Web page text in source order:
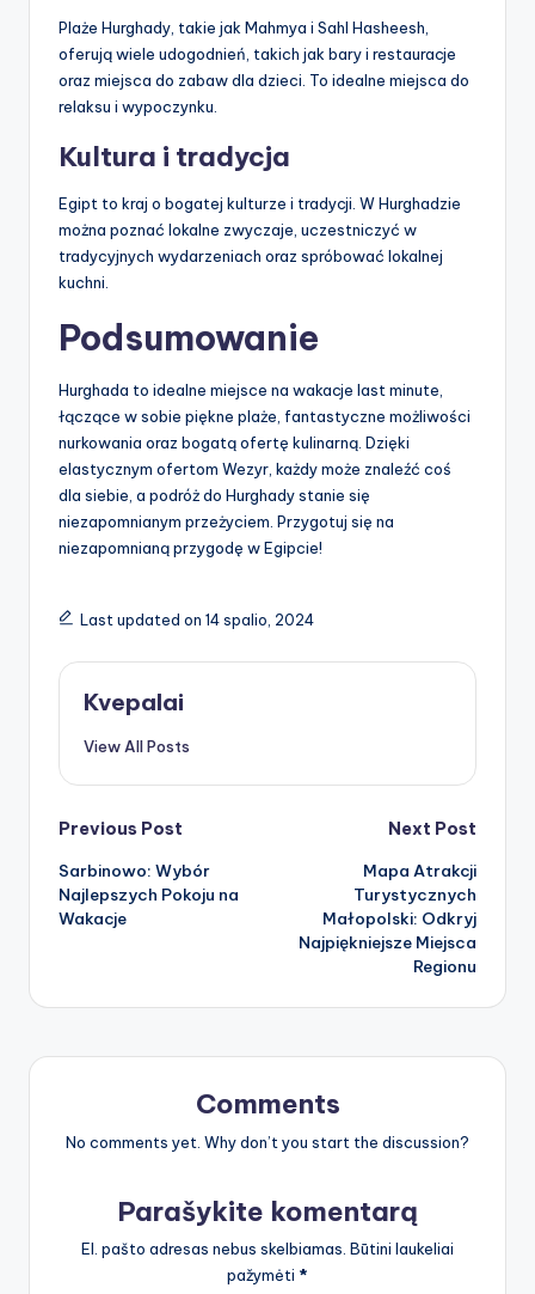
Plaże Hurghady, takie jak Mahmya i Sahl Hasheesh,
oferują wiele udogodnień, takich jak bary i restauracje
oraz miejsca do zabaw dla dzieci. To idealne miejsca do
relaksu i wypoczynku.
Kultura i tradycja
Egipt to kraj o bogatej kulturze i tradycji. W Hurghadzie
można poznać lokalne zwyczaje, uczestniczyć w
tradycyjnych wydarzeniach oraz spróbować lokalnej
kuchni.
Podsumowanie
Hurghada to idealne miejsce na wakacje last minute,
łączące w sobie piękne plaże, fantastyczne możliwości
nurkowania oraz bogatą ofertę kulinarną. Dzięki
elastycznym ofertom Wezyr, każdy może znaleźć coś
dla siebie, a podróż do Hurghady stanie się
niezapomnianym przeżyciem. Przygotuj się na
niezapomnianą przygodę w Egipcie!
Last updated on 14 spalio, 2024
Kvepalai
View All Posts
Post
navigation
Previous Post
Sarbinowo: Wybór
Najlepszych Pokoju na
Wakacje
Next Post
Mapa Atrakcji
Turystycznych
Małopolski: Odkryj
Najpiękniejsze Miejsca
Regionu
Comments
No comments yet. Why don’t you start the discussion?
Parašykite komentarą
El. pašto adresas nebus skelbiamas. Būtini laukeliai
pažymėti *